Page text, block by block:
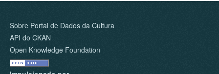
Sobre Portal de Dados da Cultura
API do CKAN
Open Knowledge Foundation